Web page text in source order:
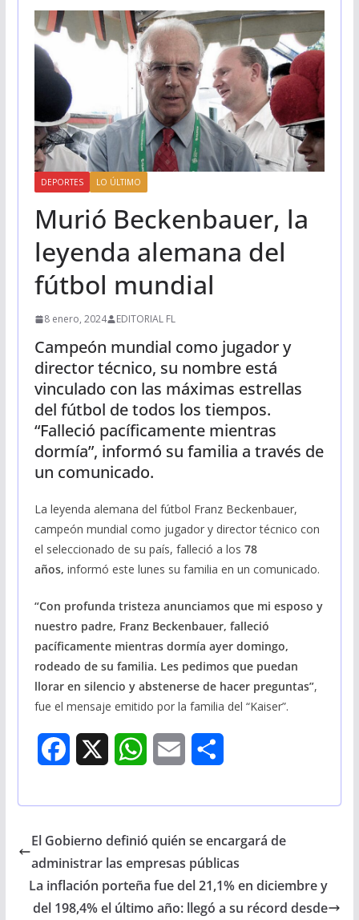
DEPORTES LO ÚLTIMO
Murió Beckenbauer, la
leyenda alemana del
fútbol mundial
8 enero, 2024 EDITORIAL FL
Campeón mundial como jugador y
director técnico, su nombre está
vinculado con las máximas estrellas
del fútbol de todos los tiempos.
“Falleció pacíficamente mientras
dormía”, informó su familia a través de
un comunicado.
La leyenda alemana del fútbol Franz Beckenbauer,
campeón mundial como jugador y director técnico con
el seleccionado de su país, falleció a los 78
años, informó este lunes su familia en un comunicado.
“Con profunda tristeza anunciamos que mi esposo y
nuestro padre, Franz Beckenbauer, falleció
pacíficamente mientras dormía ayer domingo,
rodeado de su familia. Les pedimos que puedan
llorar en silencio y abstenerse de hacer preguntas”,
fue el mensaje emitido por la familia del “Kaiser”.
e
o
W
t
A
i
r
e
El Gobierno definió quién se encargará de
administrar las empresas públicas
La inflación porteña fue del 21,1% en diciembre y
del 198,4% el último año: llegó a su récord desde